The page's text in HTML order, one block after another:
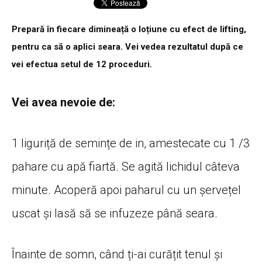
Prepară în fiecare dimineață o loțiune cu efect de lifting,
pentru ca să o aplici seara. Vei vedea rezultatul după ce
vei efectua setul de 12 proceduri.
Vei avea nevoie de:
1 liguriță de semințe de in, amestecate cu 1 /3
pahare cu apă fiartă. Se agită lichidul câteva
minute. Acoperă apoi paharul cu un șervețel
uscat și lasă să se infuzeze până seara.
Înainte de somn, când ți-ai curățit tenul și